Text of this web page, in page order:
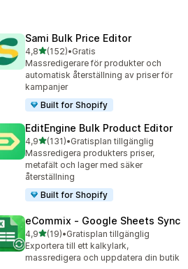
Sami Bulk Price Editor
4,8av 5 stjärnor
(152)
152 recensioner totalt
•Gratis
Massredigerare för produkter och
automatisk återställning av priser för
kampanjer
Built for Shopify
EditEngine Bulk Product Editor
4,9av 5 stjärnor
(131)
131 recensioner totalt
•Gratisplan tillgänglig
Massredigera produkters priser,
metafält och lager med säker
återställning
Built for Shopify
eCommix ‑ Google Sheets Sync
4,9av 5 stjärnor
(19)
19 recensioner totalt
•Gratisplan tillgänglig
Exportera till ett kalkylark,
massredigera och uppdatera din butik